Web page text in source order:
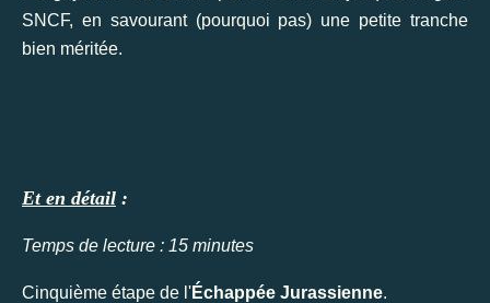
SNCF, en savourant (pourquoi pas) une petite tranche
bien méritée.
Et en détail :
Temps de lecture : 15 minutes
Cinquième étape de l'Échappée Jurassienne.